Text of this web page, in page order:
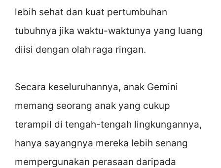
lebih sehat dan kuat pertumbuhan
tubuhnya jika waktu-waktunya yang luang
diisi dengan olah raga ringan.
Secara keseluruhannya, anak Gemini
memang seorang anak yang cukup
terampil di tengah-tengah lingkungannya,
hanya sayangnya mereka lebih senang
mempergunakan perasaan daripada